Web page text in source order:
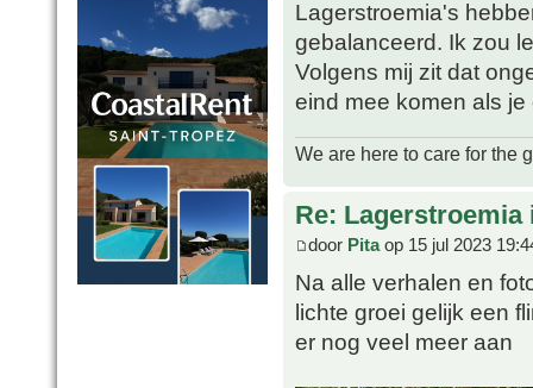
Lagerstroemia's
gebalanceerd. Ik zou
Volgens mij zit dat
eind mee komen als
We are here to care for the
Re:
door Pitaop 15 jul 2023
Na alle verhalen en
lichte groei gelijk een
er nog veel meer aan